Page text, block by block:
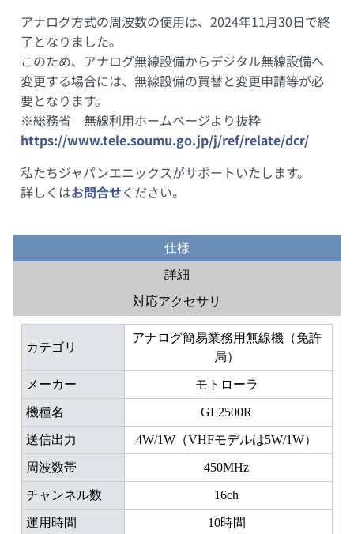
アナログ方式の周波数の使用は、2024年11月30日で終
了となりました。
このため、アナログ無線設備からデジタル無線設備へ
変更する場合には、無線設備の買替と変更申請等が必
要となります。
※総務省 無線利用ホームページより抜粋
https://www.tele.soumu.go.jp/j/ref/relate/dcr/
私たちジャパンエニックスがサポートいたします。
詳しくはお問合せください。
仕様
詳細
対応アクセサリ
カテゴリ
アナログ簡易業務用無線機（免許
局）
メーカー モトローラ
機種名 GL2500R
送信出力 4W/1W（VHFモデルは5W/1W）
周波数帯 450MHz
チャンネル数 16ch
運用時間 10時間